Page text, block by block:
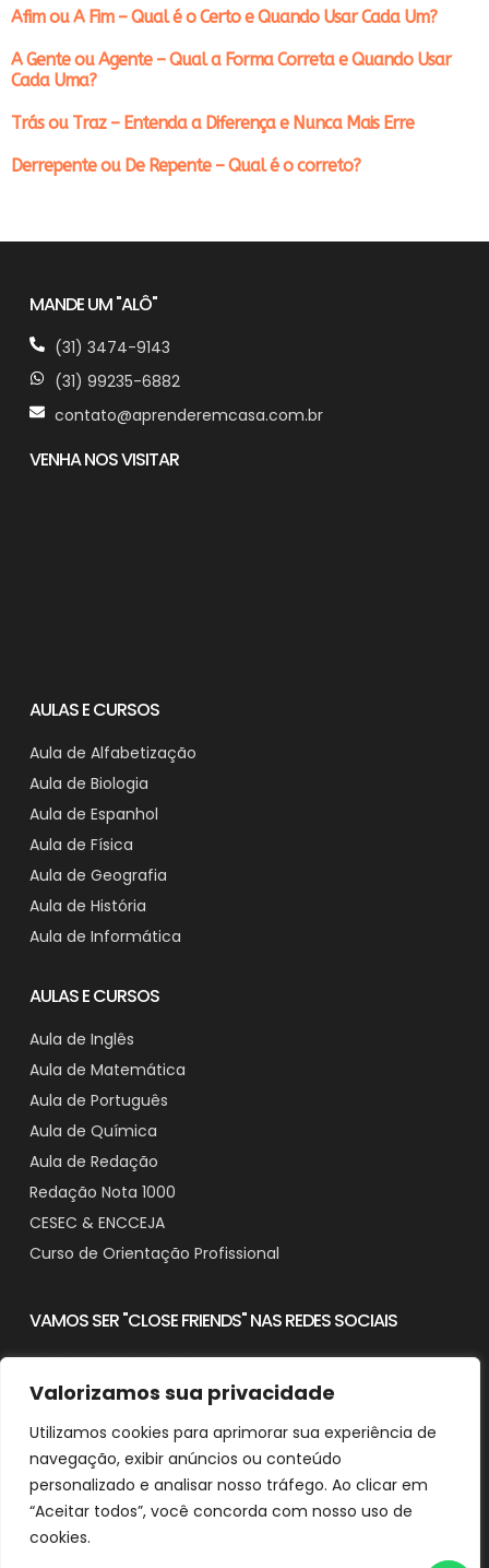
Valorizamos sua privacidade
Utilizamos cookies para aprimorar sua experiência de
navegação, exibir anúncios ou conteúdo
personalizado e analisar nosso tráfego. Ao clicar em
“Aceitar todos”, você concorda com nosso uso de
cookies.
Afim ou A Fim – Qual é o Certo e Quando Usar Cada Um?
A Gente ou Agente – Qual a Forma Correta e Quando Usar
Cada Uma?
Trás ou Traz – Entenda a Diferença e Nunca Mais Erre
Derrepente ou De Repente – Qual é o correto?
MANDE UM "ALÔ"
(31) 3474-9143
(31) 99235-6882
contato@aprenderemcasa.com.br
VENHA NOS VISITAR
AULAS E CURSOS
Aula de Alfabetização
Aula de Biologia
Aula de Espanhol
Aula de Física
Aula de Geografia
Aula de História
Aula de Informática
AULAS E CURSOS
Aula de Inglês
Aula de Matemática
Aula de Português
Aula de Química
Aula de Redação
Redação Nota 1000
CESEC & ENCCEJA
Curso de Orientação Profissional
VAMOS SER "CLOSE FRIENDS" NAS REDES SOCIAIS
Contato
Downloads
© 2025 Aprender em Casa - CNPJ: 29.482.518/0001-90